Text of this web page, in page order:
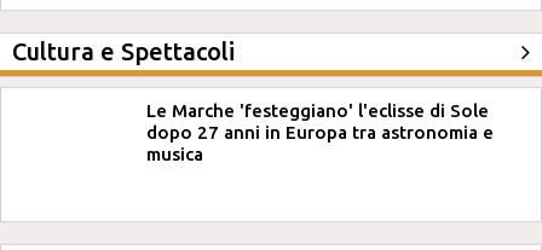
Cultura e Spettacoli
Le Marche 'festeggiano' l'eclisse di Sole
dopo 27 anni in Europa tra astronomia e
musica